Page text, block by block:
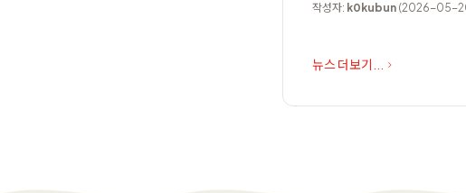
작성자: k0kubun (2026-05-
뉴스 더보기...